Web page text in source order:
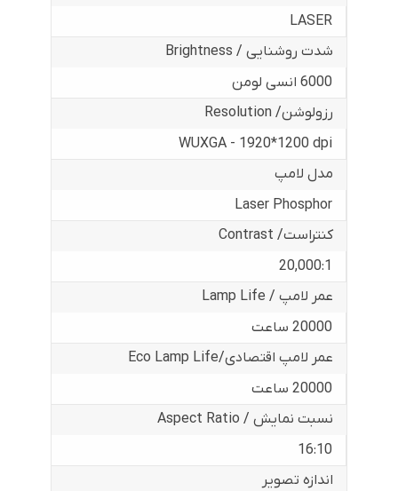
LASER
شدت روشنایی / Brightness
6000 انسی لومن
رزولوشن/ Resolution
WUXGA - 1920*1200 dpi
مدل لامپ
Laser Phosphor
کنتراست/ Contrast
20,000:1
عمر لامپ / Lamp Life
20000 ساعت
عمر لامپ اقتصادی/Eco Lamp Life
20000 ساعت
نسبت نمایش / Aspect Ratio
16:10
اندازه تصویر